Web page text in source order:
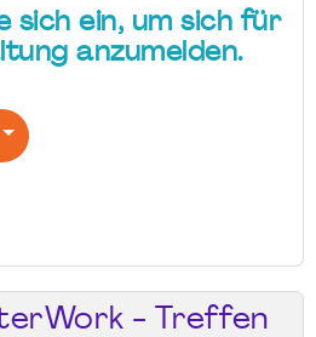
sich ein, um sich für
anzumelden.
- Treffen